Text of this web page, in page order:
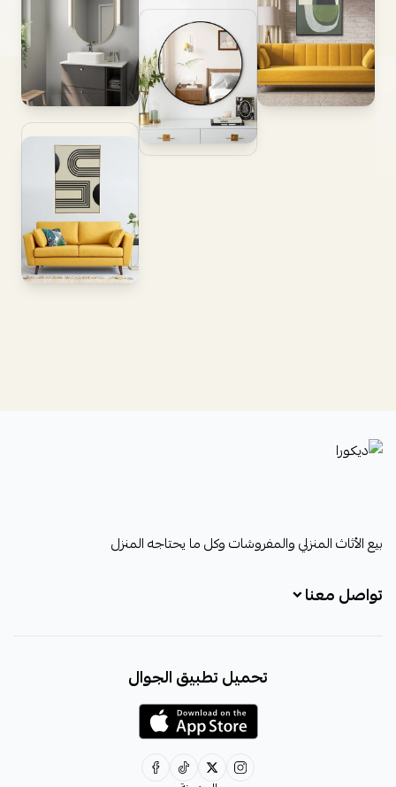
ديكورا
بيع الأثاث المنزلي والمفروشات وكل ما يحتاجه المنزل
تواصل معنا
decora6586@gmail.com
تحميل تطبيق الجوال